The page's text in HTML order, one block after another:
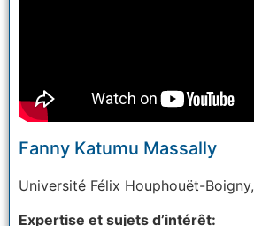
Fanny Katumu Massally
Université Félix Houphouët-Boigny,
Expertise et sujets d’intérêt: